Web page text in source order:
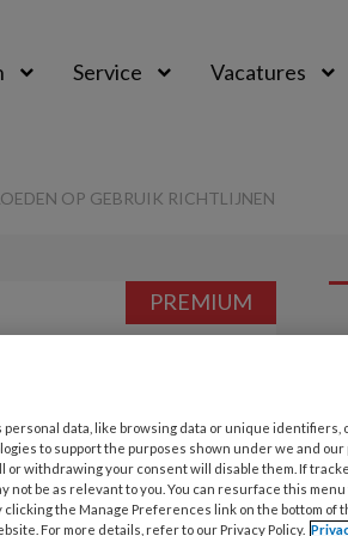
Service Vacatures
OP GEBRUIK RICHTLIJNEN
PREMIUM
3
data, like browsing data or unique identifiers,
to support the purposes shown under we and
or withdrawing your consent will disable them. If
not be as relevant to you. You can resurface this
the Manage Preferences link on the bottom of
For more details, refer to our Privacy Policy.